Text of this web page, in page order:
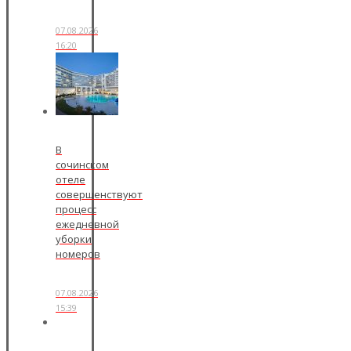
07.08.2026
16:20
В
сочинском
отеле
совершенствуют
процесс
ежедневной
уборки
номеров
07.08.2026
15:39